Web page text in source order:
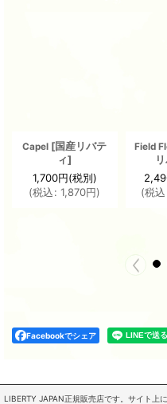
Capel [国産リバテ
ィ]
1,700円(税別)
(税込: 1,870円)
Field
(税込
Facebookでシェア
LIBERTY JAPAN正規販売店です。サイト上